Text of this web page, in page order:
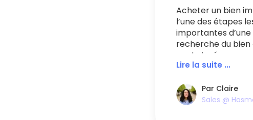
Acheter un bien
l’une des étapes
importantes d’une
recherche du bien
peut s’avérer
surtout lorsque
tendue. Dans cette
chasseur peut vous
Lire la suite ...
Par Claire
Sales @